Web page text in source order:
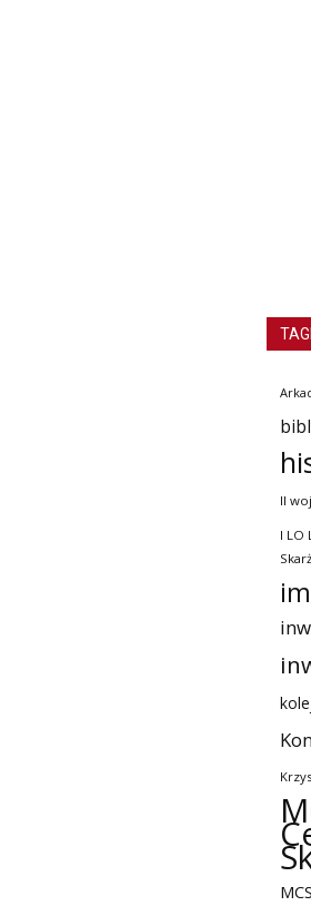
TAGI
II
I LO